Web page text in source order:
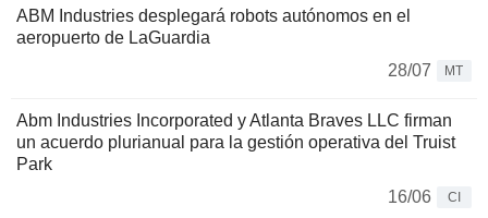
ABM Industries desplegará robots autónomos en el
aeropuerto de LaGuardia
28/07
MT
Abm Industries Incorporated y Atlanta Braves LLC firman
un acuerdo plurianual para la gestión operativa del Truist
Park
16/06
CI